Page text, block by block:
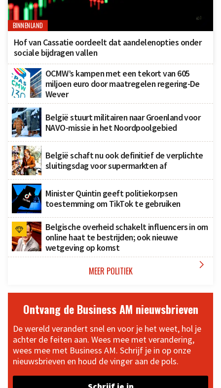
BINNENLAND
Hof van Cassatie oordeelt dat aandelenopties onder
sociale bijdragen vallen
OCMW’s kampen met een tekort van 605
miljoen euro door maatregelen regering-De
Wever
België stuurt militairen naar Groenland voor
NAVO-missie in het Noordpoolgebied
België schaft nu ook definitief de verplichte
sluitingsdag voor supermarkten af
Minister Quintin geeft politiekorpsen
toestemming om TikTok te gebruiken
Belgische overheid schakelt influencers in om
online haat te bestrijden; ook nieuwe
wetgeving op komst
MEER POLITIEK 
Ontvang de Business AM nieuwsbrieven
De wereld verandert snel en voor je het weet, hol je
achter de feiten aan. Wees mee met verandering,
wees mee met Business AM. Schrijf je in op onze
nieuwsbrieven en houd de vinger aan de pols.